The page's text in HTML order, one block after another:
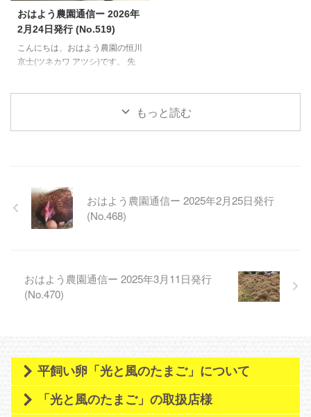
スクや事が成せるようになると、
人が退化していくのではと思った
りもしてました。 農業の世界に
入った理由の一つは、自ら考え
て、決めて、行う・・・そんな仕
おはよう農園通信ー 2026年
2月24日発行 (No.519)
こんにちは、おはよう農園の恒川
京士(ツネカワ アツシ)です。 先
駅直結の東武百貨店で月一開催し
ているマルシェのメンバーとの共
と思います。 【畑の準備中】 明
日からしばらく雨予報のため、降
り終わってある程度畑が乾いた
ら、スナップエンドウと葉物野菜
もっと読む
おはよう農園通信ー 2025年2月25日発行
(No.468)
おはよう農園通信ー 2025年3月11日発行
(No.470)
平飼い卵「光と風のたまご」について
「光と風のたまご」の取扱店様